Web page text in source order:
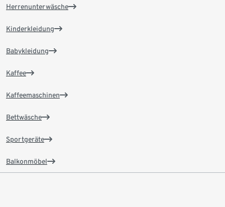
Herrenunterwäsche
Kinderkleidung
Babykleidung
Kaffee
Kaffeemaschinen
Bettwäsche
Sportgeräte
Balkonmöbel